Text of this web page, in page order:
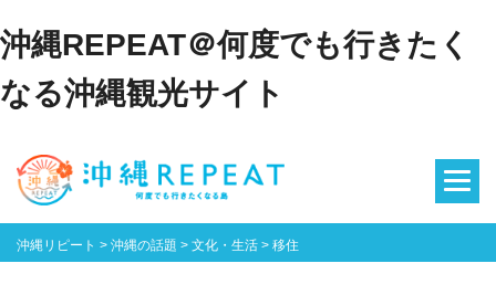
沖縄REPEAT＠何度でも行きたく
なる沖縄観光サイト
沖縄リピート > 沖縄の話題 > 文化・生活 > 移住